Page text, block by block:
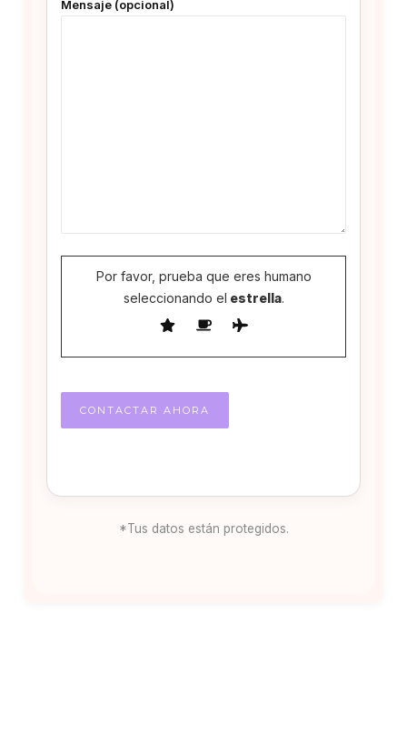
Mensaje (opcional)
Por favor, prueba que eres humano
seleccionando el estrella.
*Tus datos están protegidos.